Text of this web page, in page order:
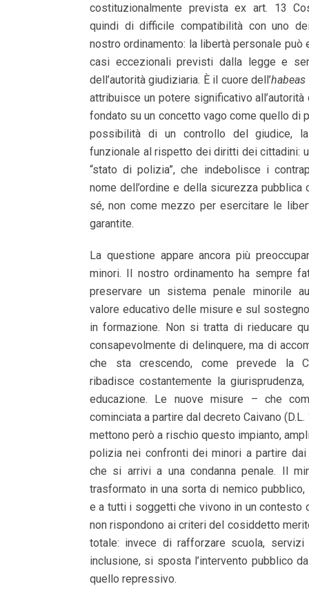
costituzionalmente prevista ex art. 13
quindi di difficile compatibilità con uno
nostro ordinamento: la libertà personale
casi eccezionali previsti dalla legge e
dell’autorità giudiziaria. È il cuore dell’
attribuisce un potere significativo
fondato su un concetto vago come quello di
possibilità di un controllo del giudice,
funzionale al rispetto dei diritti dei cittadini:
“stato di polizia”, che indebolisce i
nome dell’ordine e della sicurezza
sé, non come mezzo per esercitare le
garantite.
La questione appare ancora più
minori. Il nostro ordinamento ha sempre
preservare un sistema penale minorile
valore educativo delle misure e sul
in formazione. Non si tratta di rieducare
consapevolmente di delinquere, ma di
che sta crescendo, come prevede la
ribadisce costantemente la
educazione. Le nuove misure – che
cominciata a partire dal decreto Caivano
mettono però a rischio questo impianto,
polizia nei confronti dei minori a partire dai
che si arrivi a una condanna penale. Il
trasformato in una sorta di nemico
e a tutti i soggetti che vivono in un contesto
non rispondono ai criteri del cosiddetto
totale: invece di rafforzare scuola,
inclusione, si sposta l’intervento pubblico
quello repressivo.